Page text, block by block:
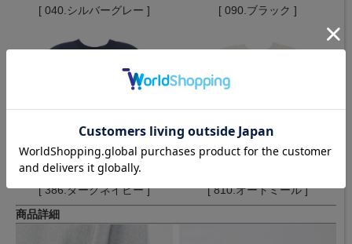
[ 040.シルバーグレー ] [ 090.ブラック ]
[ 386.ダークネイビー ]
[ 810.オートミール ]
商品詳細